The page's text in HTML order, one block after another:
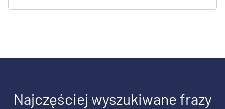
Najczęściej wyszukiwane frazy